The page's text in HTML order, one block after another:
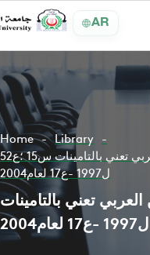
AR
Home
Library
مجلة التامين العربي تعني بالتامينات س15 ؛ع52
ل1997 -ع17 لعام2004
تعني بالتامينات